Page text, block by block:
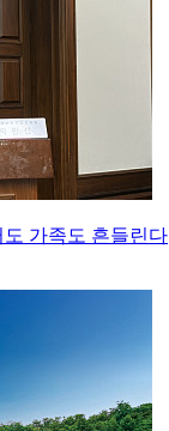
가족도 흔들린다